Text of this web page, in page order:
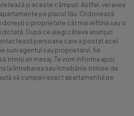
și aceste câmpuri. Astfel, vei avea
pe placul tău. Ordonează
dorești o proprietate cât mai ieftină sau o
dotată. După ce alegi câteva anunțuri
persoana care a postat acel
suni agentul sau proprietarul, fie
trimiți un mesaj. Te vom informa apoi,
la întrebarea sau întrebările trimise de
să cumperi exact apartamentul pe